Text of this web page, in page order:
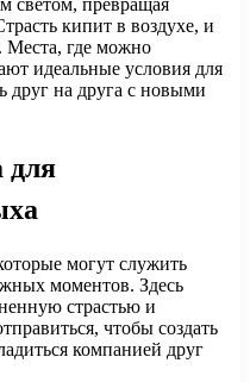
кипит в воздухе, и
где можно
идеальные условия для
друг на друга с новыми
для
могут служить
моментов. Здесь
страстью и
чтобы создать
компанией друг